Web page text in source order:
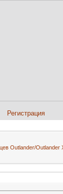
Регистрация
Outlander/Outlander